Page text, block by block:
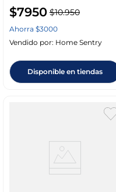
$7950 $10.950
Ahorra $3000
Vendido por: Home Sentry
Disponible en tiendas